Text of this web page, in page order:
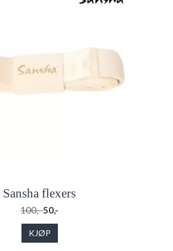
Sansha flexers
100,-50,-
KJØP